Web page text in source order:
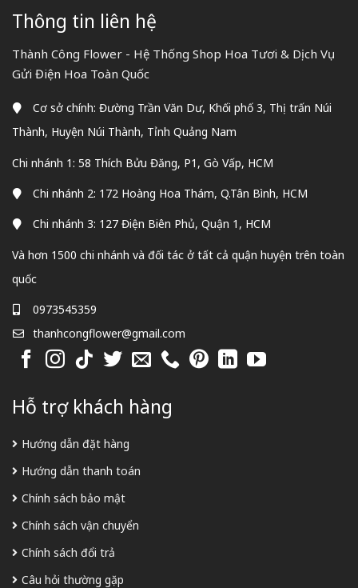
Thông tin liên hệ
Thành Công Flower - Hệ Thống Shop Hoa Tươi & Dịch Vụ
Gửi Điện Hoa Toàn Quốc
Cơ sở chính: Đường Trần Văn Dư, Khối phố 3, Thị trấn Núi
Thành, Huyện Núi Thành, Tỉnh Quảng Nam
Chi nhánh 1: 58 Thích Bửu Đăng, P1, Gò Vấp, HCM
Chi nhánh 2: 172 Hoàng Hoa Thám, Q.Tân Bình, HCM
Chi nhánh 3: 127 Điện Biên Phủ, Quận 1, HCM
Và hơn 1500 chi nhánh và đối tác ở tất cả quận huyện trên toàn
quốc
0973545359
thanhcongflower@gmail.com
Hỗ trợ khách hàng
Hướng dẫn đặt hàng
Hướng dẫn thanh toán
Chính sách bảo mật
Chính sách vận chuyển
Chính sách đổi trả
Câu hỏi thường gặp